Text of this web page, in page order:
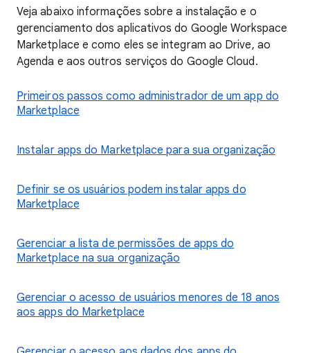
Veja abaixo informações sobre a instalação e o
gerenciamento dos aplicativos do Google Workspace
Marketplace e como eles se integram ao Drive, ao
Agenda e aos outros serviços do Google Cloud.
Primeiros passos como administrador de um app do
Marketplace
Instalar apps do Marketplace para sua organização
Definir se os usuários podem instalar apps do
Marketplace
Gerenciar a lista de permissões de apps do
Marketplace na sua organização
Gerenciar o acesso de usuários menores de 18 anos
aos apps do Marketplace